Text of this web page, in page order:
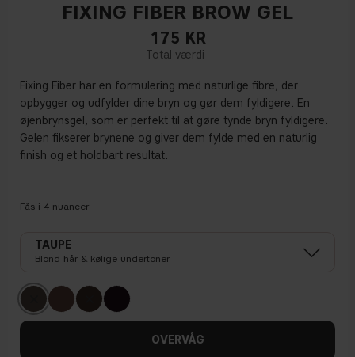
FIXING FIBER BROW GEL
175 KR
Fixing Fiber har en formulering med naturlige fibre, der
opbygger og udfylder dine bryn og gør dem fyldigere. En
øjenbrynsgel, som er perfekt til at gøre tynde bryn fyldigere.
Gelen fikserer brynene og giver dem fylde med en naturlig
finish og et holdbart resultat.
Fås i 4 nuancer
TAUPE
Blond hår & kølige undertoner
OVERVÅG